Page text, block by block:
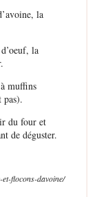
la
la
muffins
pas).
du four et
de déguster.
flocons-davoine/